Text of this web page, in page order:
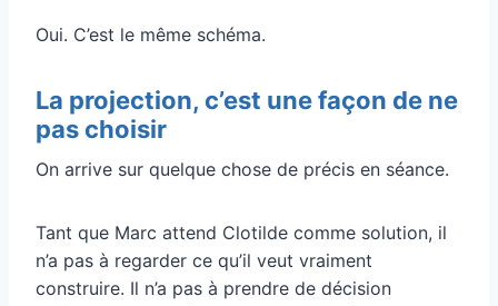
Oui. C’est le même schéma.
La projection, c’est une façon de ne
pas choisir
On arrive sur quelque chose de précis en séance.
Tant que Marc attend Clotilde comme solution, il
n’a pas à regarder ce qu’il veut vraiment
construire. Il n’a pas à prendre de décision